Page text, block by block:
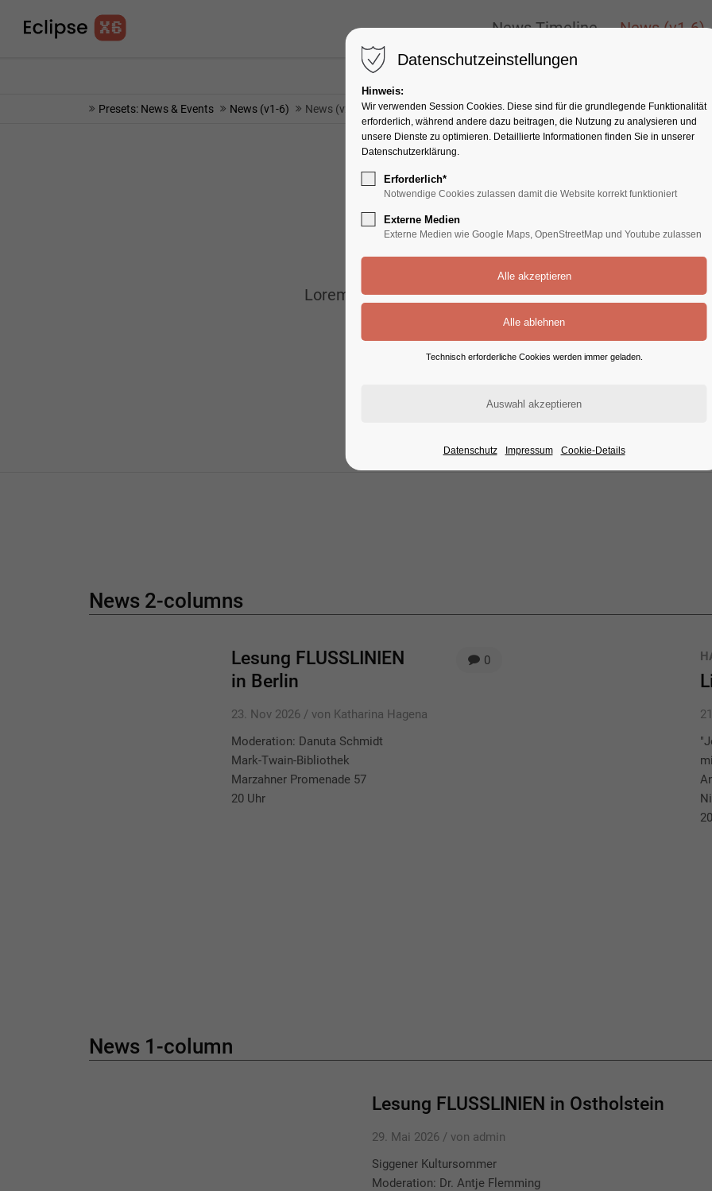
info@yourmail.com
News Timeline News (v1-6)
Presets: News & Events News (v1-6) News (v2)
News
Lorem ipsum dolor sit amet, consectetuer adipiscing elit.
commodo ligula eget dolor. Aenean massa.
News 2-columns
0
Lesung FLUSSLINIEN
in Berlin
23. Nov 2026 / von Katharina Hagena
Moderation: Danuta Schmidt
Mark-Twain-Bibliothek
Marzahner Promenade 57
20 Uhr
News 1-column
Lesung FLUSSLINIEN in Ostholstein
29. Mai 2026 / von admin
Siggener Kultursommer
Moderation: Dr. Antje Flemming
Datenschutzeinstellungen
Hinweis:
Wir verwenden Session Cookies. Diese sind für die grundlegende Funktionalität
erforderlich, während andere dazu beitragen, die Nutzung zu analysieren und
unsere Dienste zu optimieren. Detaillierte Informationen finden Sie in unserer
Datenschutzerklärung.
Erforderlich*
Notwendige Cookies zulassen damit die Website korrekt funktioniert
Externe Medien
Externe Medien wie Google Maps, OpenStreetMap und Youtube zulassen
Technisch erforderliche Cookies werden immer geladen.
Datenschutz Impressum Cookie-Details
News Timeline News (v1-6)